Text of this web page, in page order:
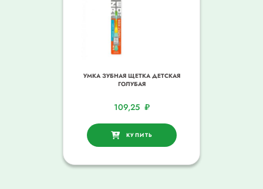
УМКА ЗУБНАЯ ЩЕТКА ДЕТСКАЯ
ГОЛУБАЯ
109,25 ₽
КУПИТЬ